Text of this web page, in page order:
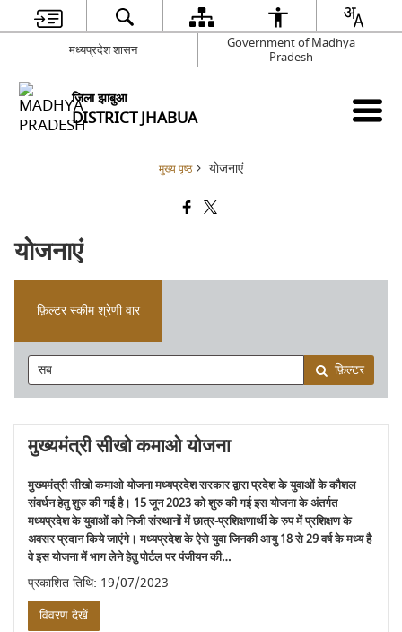
मध्यप्रदेश शासन
Government of Madhya
Pradesh
जिला झाबुआ
DISTRICT JHABUA
मुख्य पृष्ठ योजनाएं
योजनाएं
फ़िल्टर स्कीम श्रेणी वार
फ़िल्टर
मुख्यमंत्री सीखो कमाओ योजना
मुख्यमंत्री सीखो कमाओ योजना मध्यप्रदेश सरकार द्वारा प्रदेश के युवाओं के कौशल
संवर्धन हेतु शुरु की गई है। 15 जून 2023 को शुरु की गई इस योजना के अंतर्गत
मध्यप्रदेश के युवाओं को निजी संस्थानों में छात्र-प्रशिक्षणार्थी के रुप में प्रशिक्षण के
अवसर प्रदान किये जाएंगे। मध्यप्रदेश के ऐसे युवा जिनकी आयु 18 से 29 वर्ष के मध्य है
वे इस योजना में भाग लेने हेतु पोर्टल पर पंजीयन की…
प्रकाशित तिथि: 19/07/2023
विवरण देखें